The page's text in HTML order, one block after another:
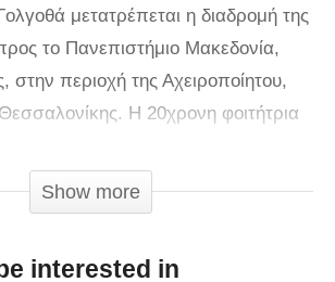
μετατρέπεται η διαδρομή της
το Πανεπιστήμιο Μακεδονία,
στην περιοχή της Αχειροποίητου,
Η 20χρονη φοιτήτρια
αμαξίδιο και εκτός από το
της το οποίο αντιμετωπίζει με
με κινητικές δυσκολίες. «Μάχη»
Show more
interested in